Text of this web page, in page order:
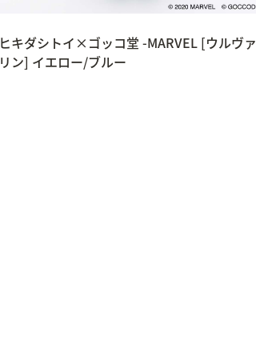
ヒキダシトイ×ゴッコ堂 -MARVEL [ウルヴァ
リン] イエロー/ブルー